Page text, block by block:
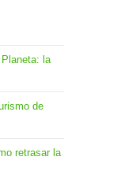
la
de
retrasar la